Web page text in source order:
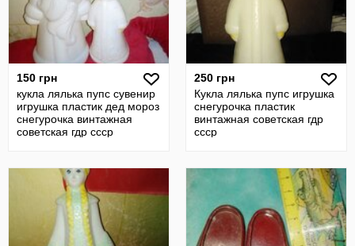
150 грн
кукла лялька пупс сувенир
игрушка пластик дед мороз
снегурочка винтажная
советская гдр ссср
250 грн
Кукла лялька пупс игрушка
снегурочка пластик
винтажная советская гдр
ссср